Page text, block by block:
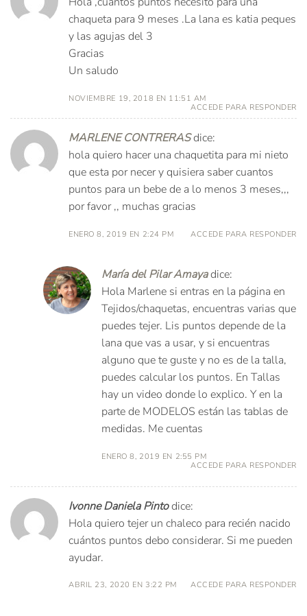
chaqueta para 9 meses .La lana es katia peques
y las agujas del 3
Gracias
Un saludo
NOVIEMBRE 19, 2018 EN 11:51 AM
ACCEDE PARA RESPONDER
MARLENE CONTRERASdice:
hola quiero hacer una chaquetita para mi nieto
que esta por necer y quisiera saber cuantos
puntos para un bebe de a lo menos 3 meses,,,
por favor ,, muchas gracias
ENERO 8, 2019 EN 2:24 PM ACCEDE PARA RESPONDER
María del Pilar Amayadice:
Hola Marlene si entras en la página en
Tejidos/chaquetas, encuentras varias que
puedes tejer. Lis puntos depende de la
lana que vas a usar, y si encuentras
alguno que te guste y no es de la talla,
puedes calcular los puntos. En Tallas
hay un video donde lo explico. Y en la
parte de MODELOS están las tablas de
medidas. Me cuentas
ENERO 8, 2019 EN 2:55 PM
ACCEDE PARA RESPONDER
Ivonne Daniela Pintodice:
Hola quiero tejer un chaleco para recién nacido
cuántos puntos debo considerar. Si me pueden
ayudar.
ABRIL 23, 2020 EN 3:22 PM ACCEDE PARA RESPONDER